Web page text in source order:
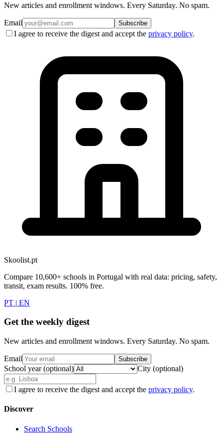
New articles and enrollment windows. Every Saturday. No spam.
Email Subscribe
I agree to receive the digest and accept the privacy policy.
Skoolist.pt
Compare 10,600+ schools in Portugal with real data: pricing, safety,
transit, exam results. 100% free.
PT | EN
Get the weekly digest
New articles and enrollment windows. Every Saturday. No spam.
Email Subscribe
School year (optional) City (optional)
I agree to receive the digest and accept the privacy policy.
Discover
Search Schools